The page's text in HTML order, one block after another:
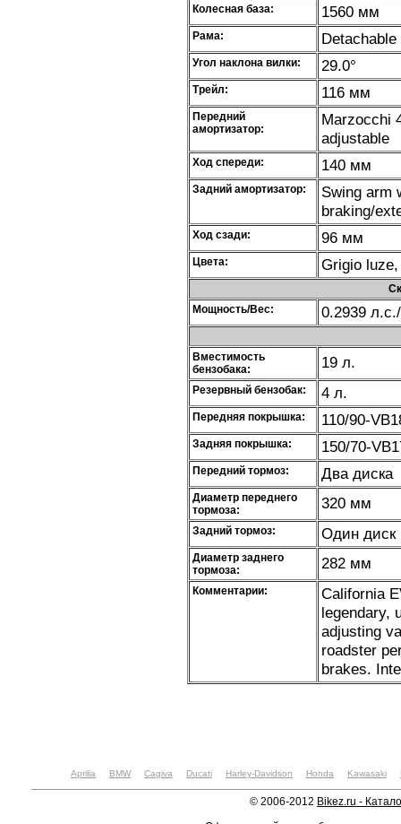
Колесная база: 1560 мм
Рама:
Угол наклона вилки: 29.0°
Трейл: 116 мм
Передний
амортизатор:
Marzocchi
adjustable
Ход спереди: 140 мм
Задний амортизатор:
Swing arm
braking/
Ход сзади: 96 мм
Цвета: Grigio
Мощность/Вес:
0.2939 л.с./
Вместимость
бензобака:
19 л.
Резервный бензобак: 4 л.
Передняя покрышка: 110/90-
Задняя покрышка: 150/70-
Передний тормоз: Два диска
Диаметр переднего
тормоза:
320 мм
Задний тормоз: Один диск
Диаметр заднего
тормоза:
282 мм
Комментарии:
California
legendary,
adjusting
roadster
brakes.
Aprilia BMW Cagiva Ducati Harley-Davidson Honda Kawasaki
© 2006-2012 Bikez.ru -